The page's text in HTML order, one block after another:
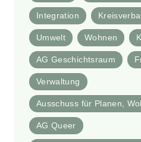
Integration
Umwelt Wohnen
AG Geschichtsraum
Verwaltung
Ausschuss für Planen,
AG Queer